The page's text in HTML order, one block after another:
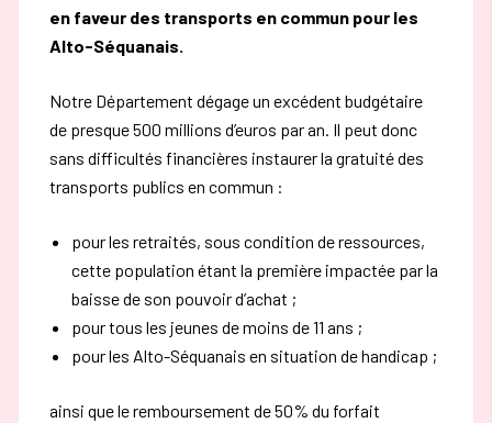
en faveur des transports en commun pour les
Alto-Séquanais.
Notre Département dégage un excédent budgétaire
de presque 500 millions d’euros par an. Il peut donc
sans difficultés financières instaurer la gratuité des
transports publics en commun :
pour les retraités, sous condition de ressources,
cette population étant la première impactée par la
baisse de son pouvoir d’achat ;
pour tous les jeunes de moins de 11 ans ;
pour les Alto-Séquanais en situation de handicap ;
ainsi que le remboursement de 50% du forfait